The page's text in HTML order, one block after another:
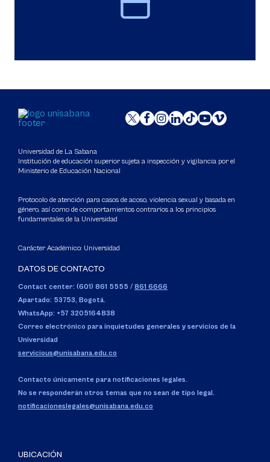
Universidad de La Sabana
Institución de educación superior sujeta a inspección y vigilancia por el
Ministerio de Educación Nacional
Protocolo de atención para casos de acoso, violencia sexual y basada en
género, así como de comportamientos contrarios a los principios
fundamentales de la Universidad
Carácter Académico: Universidad
DATOS DE CONTACTO
Contact center: (601) 861 5555 / 861 6666
Apartado: 53753, Bogotá.
WhatsApp: +57 3205164838
Correo electrónico para inquietudes generales y servicios de la
Universidad
servicious@unisabana.edu.co
Contacto únicamente para notificaciones legales.
No se responderán otros temas que no sean de tipo legal.
notificacioneslegales@unisabana.edu.co
UBICACIÓN